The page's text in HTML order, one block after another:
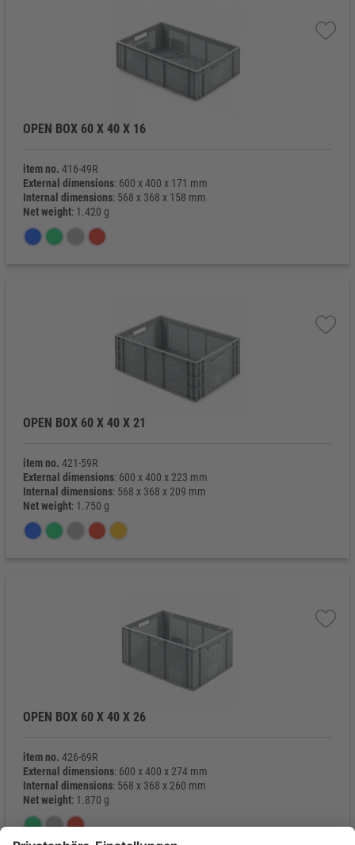
OPEN BOX 60 X 40 X 16
item no. 416-49R
External dimensions: 600 x 400 x 171 mm
Internal dimensions: 568 x 368 x 158 mm
Net weight: 1.420 g
OPEN BOX 60 X 40 X 21
item no. 421-59R
External dimensions: 600 x 400 x 223 mm
Internal dimensions: 568 x 368 x 209 mm
Net weight: 1.750 g
OPEN BOX 60 X 40 X 26
item no. 426-69R
External dimensions: 600 x 400 x 274 mm
Internal dimensions: 568 x 368 x 260 mm
Net weight: 1.870 g